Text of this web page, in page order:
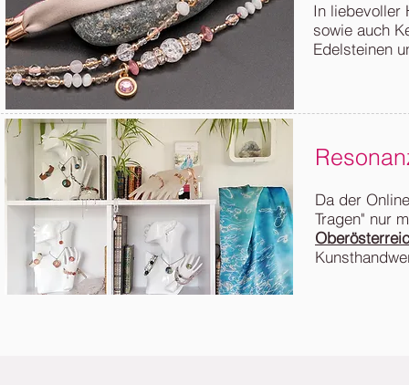
In liebevoller
sowie auch
Edelsteinen
Da der
Tragen" nur